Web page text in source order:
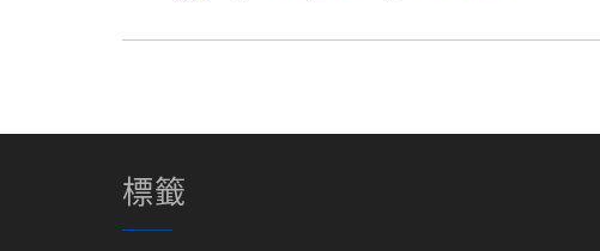
標籤